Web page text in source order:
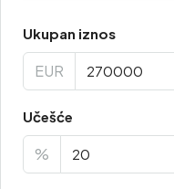
Ukupan iznos
EUR
Učešće
%